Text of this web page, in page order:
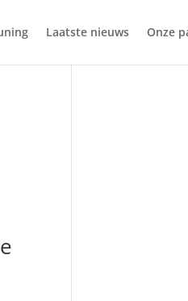
Laatste nieuws Onze